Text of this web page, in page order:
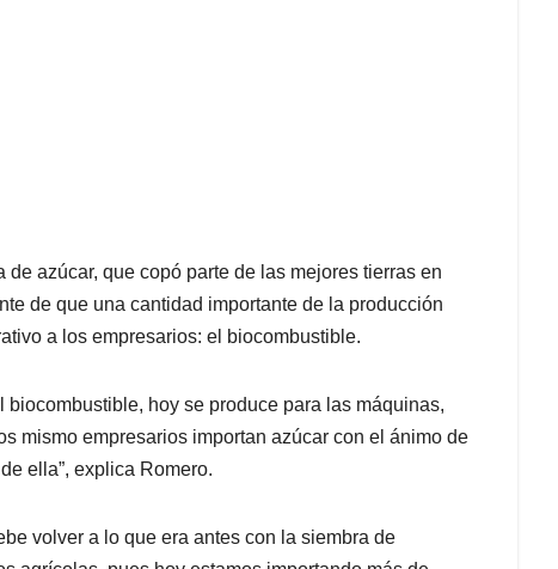
azúcar, que copó parte de las mejores tierras en
de que una cantidad importante de la producción
a los empresarios: el biocombustible.
hoy se produce para las máquinas,
mismo empresarios importan azúcar con el ánimo de
ella”, explica Romero.
volver a lo que era antes con la siembra de